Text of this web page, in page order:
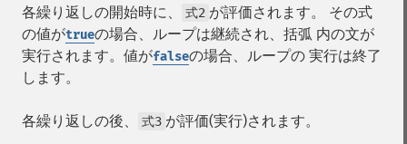
各繰り返しの開始時に、 式2 が評価されます。 その式
の値がtrueの場合、ループは継続され、括弧 内の文が
実行されます。値がfalseの場合、ループの 実行は終了
します。
各繰り返しの後、 式3 が評価(実行)されます。